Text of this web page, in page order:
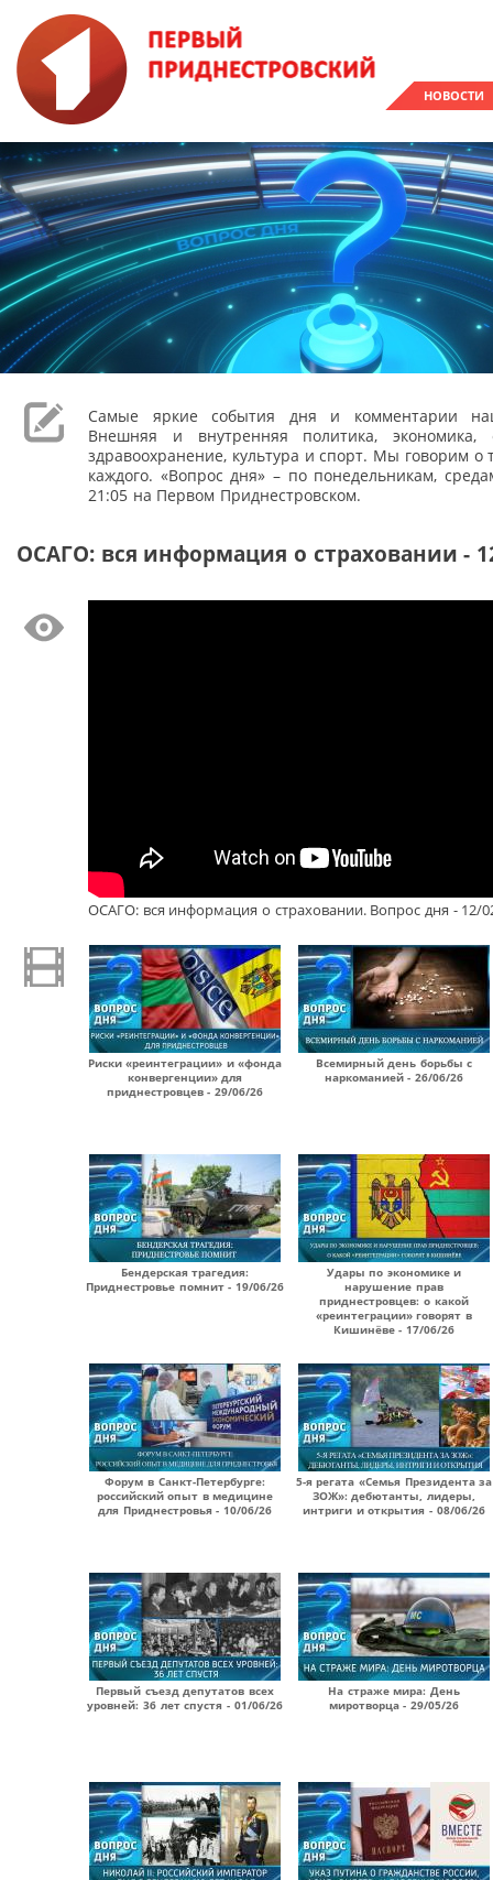
НОВОСТИ
Самые яркие события дня и комментарии
Внешняя и внутренняя политика, экономика,
здравоохранение, культура и спорт. Мы говорим о
каждого. «Вопрос дня» – по понедельникам,
21:05 на Первом Приднестровском.
ОСАГО: вся информация о страховании -
ОСАГО: вся информация о страховании. Вопрос дня - 12/
Риски «реинтеграции» и «фонда
конвергенции» для
приднестровцев - 29/06/26
Всемирный день борьбы с
наркоманией - 26/06/26
Бендерская трагедия:
Приднестровье помнит - 19/06/26
Удары по экономике и
нарушение прав
приднестровцев: о какой
«реинтеграции» говорят в
Кишинёве - 17/06/26
Форум в Санкт-Петербурге:
российский опыт в медицине
для Приднестровья - 10/06/26
5-я регата «Семья Президента за
ЗОЖ»: дебютанты, лидеры,
интриги и открытия - 08/06/26
Первый съезд депутатов всех
уровней: 36 лет спустя - 01/06/26
На страже мира: День
миротворца - 29/05/26